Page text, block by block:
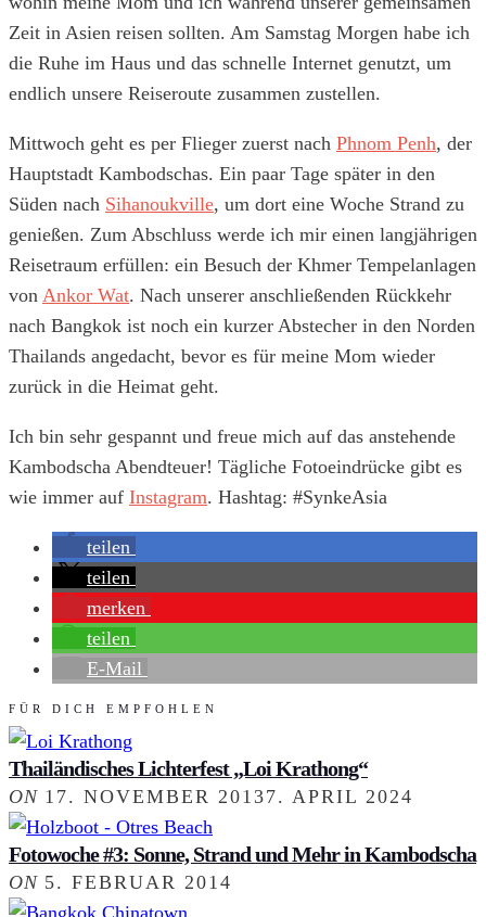
Zeit in Asien reisen sollten. Am Samstag Morgen habe ich
die Ruhe im Haus und das schnelle Internet genutzt, um
endlich unsere Reiseroute zusammen zustellen.
Mittwoch geht es per Flieger zuerst nach Phnom Penh, der
Hauptstadt Kambodschas. Ein paar Tage später in den
Süden nach Sihanoukville, um dort eine Woche Strand zu
genießen. Zum Abschluss werde ich mir einen langjährigen
Reisetraum erfüllen: ein Besuch der Khmer Tempelanlagen
von Ankor Wat. Nach unserer anschließenden Rückkehr
nach Bangkok ist noch ein kurzer Abstecher in den Norden
Thailands angedacht, bevor es für meine Mom wieder
zurück in die Heimat geht.
Ich bin sehr gespannt und freue mich auf das anstehende
Kambodscha Abendteuer! Tägliche Fotoeindrücke gibt es
wie immer auf Instagram. Hashtag: #SynkeAsia
teilen
teilen
merken
teilen
E-Mail
FÜR DICH EMPFOHLEN
Thailändisches Lichterfest „Loi Krathong“
ON 17. NOVEMBER 20137. APRIL 2024
Fotowoche #3: Sonne, Strand und Mehr in Kambodscha
ON 5. FEBRUAR 2014